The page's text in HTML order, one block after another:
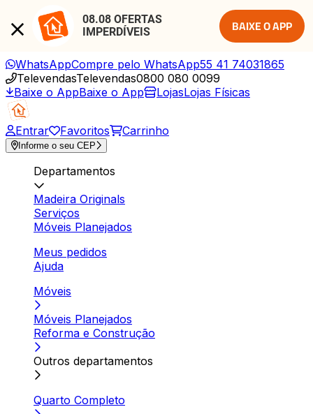
08.08 OFERTAS
IMPERDÍVEIS
BAIXE O APP
WhatsAppCompre pelo WhatsApp55 41 74031865
TelevendasTelevendas0800 080 0099
Baixe o AppBaixe o App LojasLojas Físicas
Entrar Favoritos Carrinho
Informe o seu CEP
Departamentos
Madeira Originals
Serviços
Móveis Planejados
Meus pedidos
Ajuda
Móveis
Móveis Planejados
Reforma e Construção
Outros departamentos
Quarto Completo